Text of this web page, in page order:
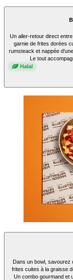
Un aller-retour direct
garnie de frites dorées
rumsteack et nappée
Le tout
Halal
Dans un bowl, savourez
frites cuites à la graisse
Un combo gourmand et